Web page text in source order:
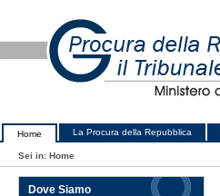
Home La Procura della Repubblica
Sei in: Home
Dove Siamo